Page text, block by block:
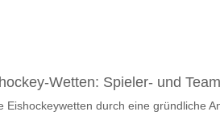
den Spiel, mit einer
Wetten: Spieler- und
Eishockeywetten durch eine gründliche